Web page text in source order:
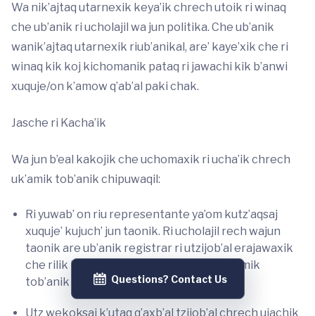
Questions? Contact Us
Wa nik’ajtaq utarnexik keya’ik chrech utoik ri winaq
che ub’anik ri ucholajil wa jun politika. Che ub’anik
wanik’ajtaq utarnexik riub’anikal, are’ kaye’xik che ri
winaq kik koj kichomanik pataq ri jawachi kik b’anwi
xuquje/on k’amow q’ab’al paki chak.
Jasche ri Kacha’ik
Wa jun b’eal kakojik che uchomaxik ri ucha’ik chrech
uk’amik tob’anik chipuwaqil:
Ri yuwab’ on riu representante ya’om kutz’aqsaj
xuquje’ kujuch’ jun taonik. Ri ucholajil rech wajun
taonik are ub’anik registrar ri utzijob’al erajawaxik
che rilik le kach’aik ri yuwab’ chrech uk’amik
tob’anik chipuwaqil.
Utz wekoksaj k’utaq q’axb’al tzijob’al chrech ujachik